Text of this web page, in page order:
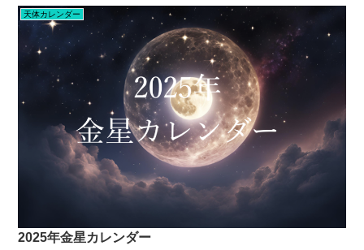
天体カレンダー
2025年金星カレンダー